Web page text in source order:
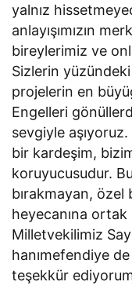
yalnız
anlayışımızın
bireylerimiz ve
Sizlerin
projelerin en
Engelleri
sevgiyle
bir kardeşim,
koruyucusudur.
bırakmayan,
heyecanına
Milletvekilimiz
hanımefendiye
teşekkür